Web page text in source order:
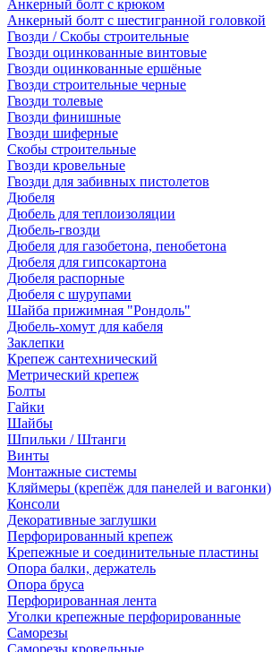
Анкерный болт с крюком
Анкерный болт с шестигранной головкой
Гвозди / Скобы строительные
Гвозди оцинкованные винтовые
Гвозди оцинкованные ершёные
Гвозди строительные черные
Гвозди толевые
Гвозди финишные
Гвозди шиферные
Скобы строительные
Гвозди кровельные
Гвозди для забивных пистолетов
Дюбеля
Дюбель для теплоизоляции
Дюбель-гвозди
Дюбеля для газобетона, пенобетона
Дюбеля для гипсокартона
Дюбеля распорные
Дюбеля с шурупами
Шайба прижимная "Рондоль"
Дюбель-хомут для кабеля
Заклепки
Крепеж сантехнический
Метрический крепеж
Болты
Гайки
Шайбы
Шпильки / Штанги
Винты
Монтажные системы
Кляймеры (крепёж для панелей и вагонки)
Консоли
Декоративные заглушки
Перфорированный крепеж
Крепежные и соединительные пластины
Опора балки, держатель
Опора бруса
Перфорированная лента
Уголки крепежные перфорированные
Саморезы
Саморезы кровельные